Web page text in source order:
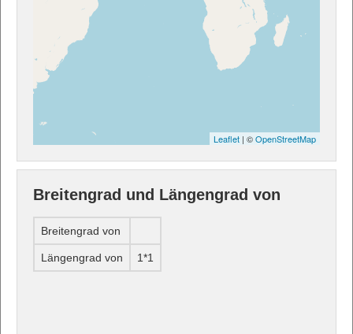
Leaflet | ©OpenStreetMap
Breitengrad und Längengrad von
Breitengrad von
Längengrad von 1*1